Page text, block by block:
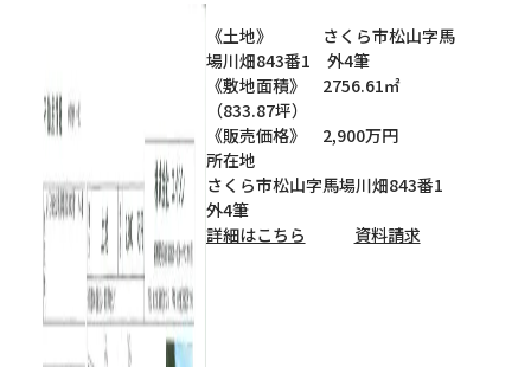
《土地》 さくら市松山字馬
場川畑843番1 外4筆
《敷地面積》 2756.61㎡
（833.87坪）
《販売価格》 2,900万円
所在地
さくら市松山字馬場川畑843番1
外4筆
詳細はこちら
資料請求